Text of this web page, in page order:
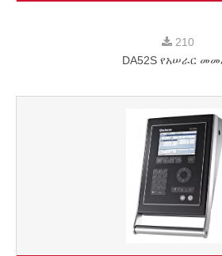
210
DA52S የአሠራር